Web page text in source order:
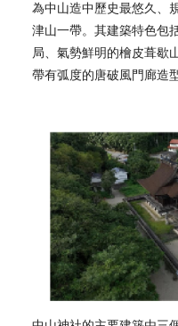
為中山造中歷史最悠久、
津山一帶。其建築特色包
局、氣勢鮮明的檜皮葺歇
帶有弧度的唐破風門廊造